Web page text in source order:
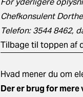
Chefkonsulent
Telefon: 3544 8462,
Tilbage til toppen af
Hvad mener du om
Der er brug for mere